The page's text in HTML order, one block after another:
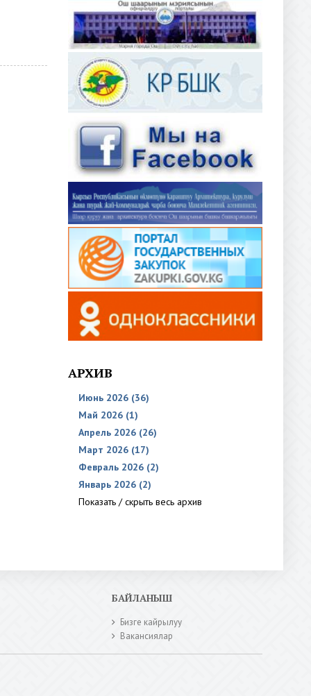
АРХИВ
Июнь 2026 (36)
Май 2026 (1)
Апрель 2026 (26)
Март 2026 (17)
Февраль 2026 (2)
Январь 2026 (2)
Показать / скрыть весь архив
БАЙЛАНЫШ
Бизге кайрылуу
Вакансиялар